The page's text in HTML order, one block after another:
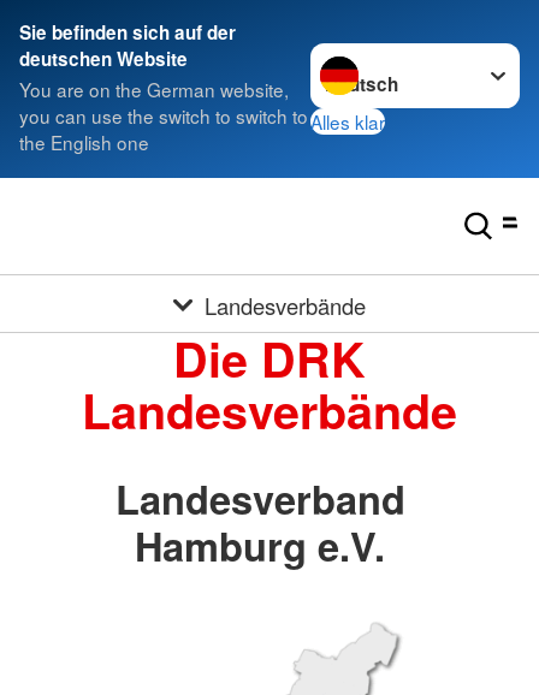
Sie befinden sich auf der
deutschen Website
You are on the German website,
you can use the switch to switch to
the English one
Sprache wechseln zu
Alles klar
Landesverbände
Die DRK
Landesverbände
Landesverband
Hamburg e.V.